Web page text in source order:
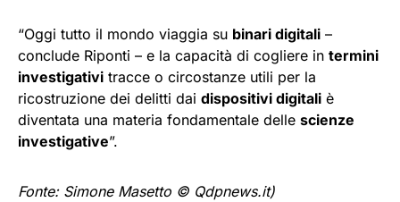
“Oggi tutto il mondo viaggia su binari digitali –
conclude Riponti – e la capacità di cogliere in termini
investigativi tracce o circostanze utili per la
ricostruzione dei delitti dai dispositivi digitali è
diventata una materia fondamentale delle scienze
investigative”.
Fonte: Simone Masetto © Qdpnews.it)